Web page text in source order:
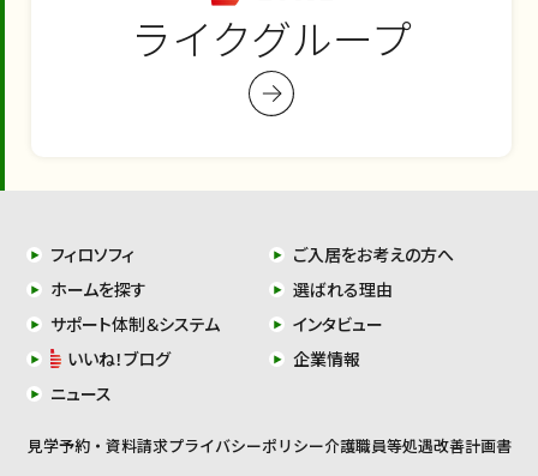
ライクグループ
フィロソフィ
ご入居をお考えの方へ
ホームを探す
選ばれる理由
サポート体制＆システム
インタビュー
いいね！ブログ
企業情報
ニュース
見学予約・資料請求プライバシーポリシー介護職員等処遇改善計画書